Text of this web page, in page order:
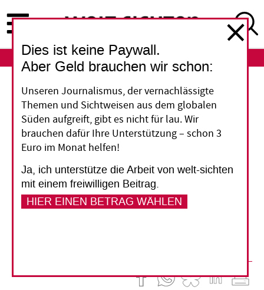
zum
Inhalt
ABO
„Bevor wir predigen, müssen wir
zuhören“
Wer in Kolumbien für Gerechtigkeit kämpft, lebt
gefährlich. Was schützt, ist die Solidarität
anderer. Der Direktor der nichtstaatlichen
Organisation Podion, Jaime Díaz, erklärt, wie
aus einem Ausbildungsprogramm für
Dies ist keine Paywall.
Aber Geld brauchen wir schon:
Unseren Journalismus, der vernachlässigte
Themen und Sichtweisen aus dem globalen
Süden aufgreift, gibt es nicht für lau. Wir
brauchen dafür Ihre Unterstützung – schon 3
Euro im Monat helfen!
Ja, ich unterstütze die Arbeit von welt-sichten
mit einem freiwilligen Beitrag.
HIER EINEN BETRAG WÄHLEN